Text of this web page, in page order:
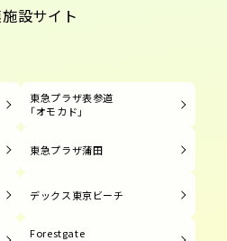
設サイト
東急プラザ表参道
「オモカド」
東急プラザ蒲田
デックス東京ビーチ
Forestgate